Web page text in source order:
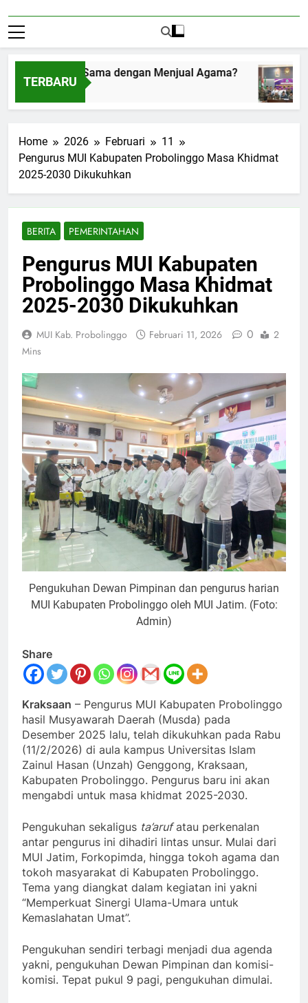
TERBARU
Amplop Sama dengan Menjual Agama?
1, 2026
Home 2026 Februari
11
Pengurus MUI Kabupaten Probolinggo Masa Khidmat
2025-2030 Dikukuhkan
BERITA PEMERINTAHAN
Pengurus MUI Kabupaten
Probolinggo Masa Khidmat
2025-2030 Dikukuhkan
MUI Kab. Probolinggo Februari 11, 2026 0
2
Mins
Pengukuhan Dewan Pimpinan dan pengurus harian
MUI Kabupaten Probolinggo oleh MUI Jatim. (Foto:
Admin)
Share
Kraksaan – Pengurus MUI Kabupaten Probolinggo
hasil Musyawarah Daerah (Musda) pada
Desember 2025 lalu, telah dikukuhkan pada Rabu
(11/2/2026) di aula kampus Universitas Islam
Zainul Hasan (Unzah) Genggong, Kraksaan,
Kabupaten Probolinggo. Pengurus baru ini akan
mengabdi untuk masa khidmat 2025-2030.
Pengukuhan sekaligus ta’arufatau perkenalan
antar pengurus ini dihadiri lintas unsur. Mulai dari
MUI Jatim, Forkopimda, hingga tokoh agama dan
tokoh masyarakat di Kabupaten Probolinggo.
Tema yang diangkat dalam kegiatan ini yakni
“Memperkuat Sinergi Ulama-Umara untuk
Kemaslahatan Umat”.
Pengukuhan sendiri terbagi menjadi dua agenda
yakni, pengukuhan Dewan Pimpinan dan komisi-
komisi. Tepat pukul 9 pagi, pengukuhan dimulai.